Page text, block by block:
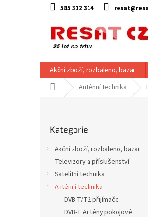
na
585 312 314
Akční zboží, rozbaleno, bazar
Domů Anténní technika
kategorie
Kategorie
Akční zboží, rozbaleno, bazar
Televizory a příslušenství
Satelitní technika
Anténní technika
DVB-T/T2 přijímače
DVB-T Antény pokojové